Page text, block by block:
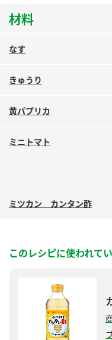
納豆の豆知識
ロングセラー商品 ＋ お
材料
なす
きゅうり
黄パプリカ
ミニトマト
ミツカン カンタン酢
このレシピに使われて